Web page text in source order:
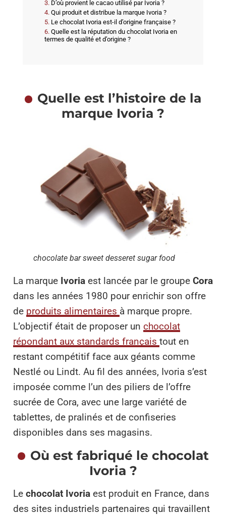
D’où provient le cacao utilisé par Ivoria ?
Qui produit et distribue la marque Ivoria ?
Le chocolat Ivoria est-il d’origine française ?
Quelle est la réputation du chocolat Ivoria en
termes de qualité et d’origine ?
Quelle est l’histoire de la
marque Ivoria ?
chocolate bar sweet desseret sugar food
La marque Ivoria est lancée par le groupe Cora
dans les années 1980 pour enrichir son offre
de produits alimentaires à marque propre.
L’objectif était de proposer un chocolat
répondant aux standards français tout en
restant compétitif face aux géants comme
Nestlé ou Lindt. Au fil des années, Ivoria s’est
imposée comme l’un des piliers de l’offre
sucrée de Cora, avec une large variété de
tablettes, de pralinés et de confiseries
disponibles dans ses magasins.
Où est fabriqué le chocolat
Ivoria ?
Le chocolat Ivoria est produit en France, dans
des sites industriels partenaires qui travaillent